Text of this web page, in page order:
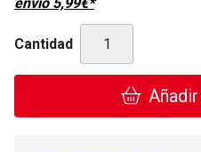
Cantidad